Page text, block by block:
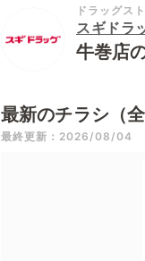
ドラッグス
スギドラ
牛巻店
最新のチラシ（全
最終更新：2026/08/04